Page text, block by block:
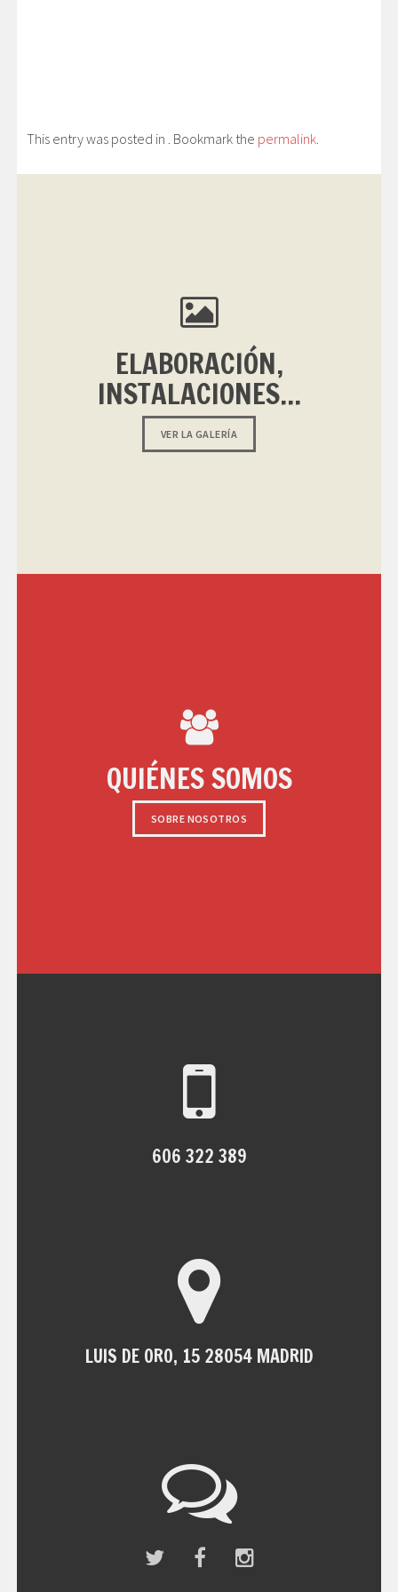
This entry was posted in . Bookmark the permalink
ELABORACIÓN,
INSTALACIONES...
VER LA GALERÍA
QUIÉNES SOMOS
SOBRE NOSOTROS
606 322 389
LUIS DE ORO, 15 28054 MADRID